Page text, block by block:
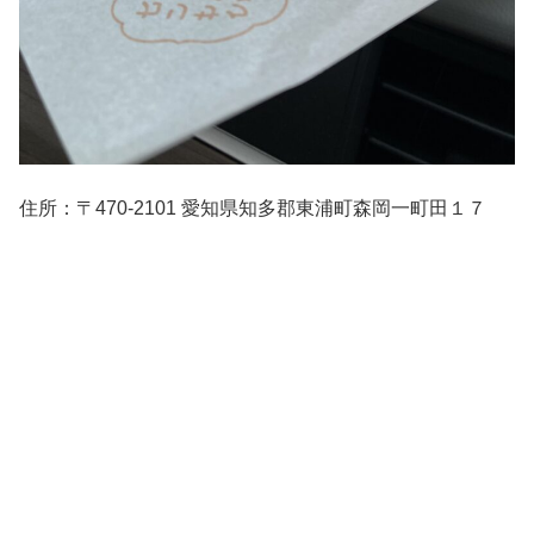
住所：〒470-2101 愛知県知多郡東浦町森岡一町田１７